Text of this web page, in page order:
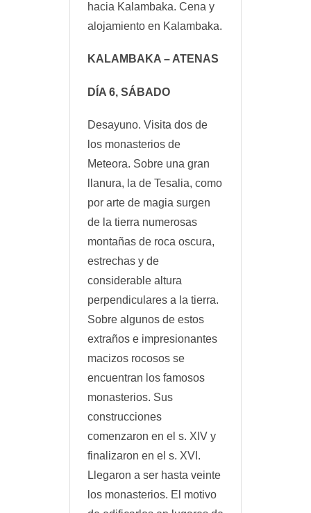
hacia Kalambaka. Cena y
alojamiento en Kalambaka.
KALAMBAKA – ATENAS
DÍA 6, SÁBADO
Desayuno. Visita dos de
los monasterios de
Meteora. Sobre una gran
llanura, la de Tesalia, como
por arte de magia surgen
de la tierra numerosas
montañas de roca oscura,
estrechas y de
considerable altura
perpendiculares a la tierra.
Sobre algunos de estos
extraños e impresionantes
macizos rocosos se
encuentran los famosos
monasterios. Sus
construcciones
comenzaron en el s. XIV y
finalizaron en el s. XVI.
Llegaron a ser hasta veinte
los monasterios. El motivo